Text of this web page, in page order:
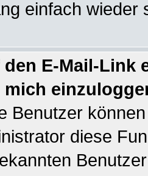
einfach wieder
E-Mail-Link
Benutzer
diese